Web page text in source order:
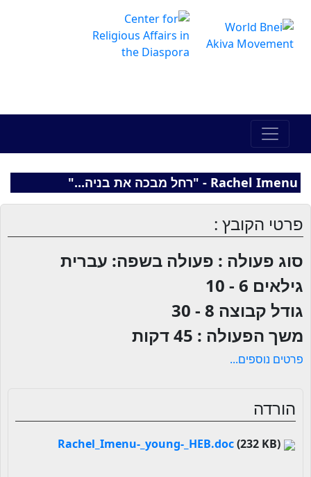
Rachel Imenu - "רחל מבכה את בניה..."
פרטי הקובץ :
סוג פעולה : פעולה בשפה: עברית
גילאים
גודל קבוצה 8 - 30
משך הפעולה :
פרטים נוספים...
הורדה
(232 KB)